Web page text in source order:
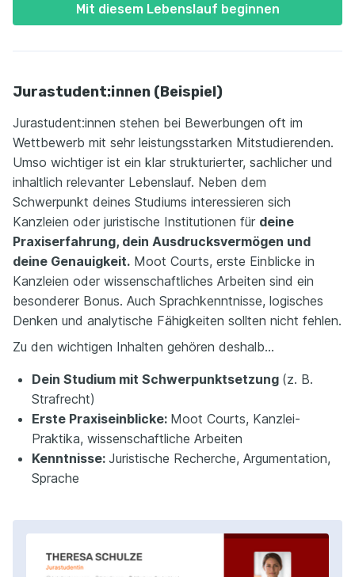
Mit diesem Lebenslauf beginnen
Jurastudent:innen (Beispiel)
Jurastudent:innen stehen bei Bewerbungen oft im
Wettbewerb mit sehr leistungsstarken Mitstudierenden.
Umso wichtiger ist ein klar strukturierter, sachlicher und
inhaltlich relevanter Lebenslauf. Neben dem
Schwerpunkt deines Studiums interessieren sich
Kanzleien oder juristische Institutionen für deine
Praxiserfahrung, dein Ausdrucksvermögen und
deine Genauigkeit. Moot Courts, erste Einblicke in
Kanzleien oder wissenschaftliches Arbeiten sind ein
besonderer Bonus. Auch Sprachkenntnisse, logisches
Denken und analytische Fähigkeiten sollten nicht fehlen.
Zu den wichtigen Inhalten gehören deshalb…
Dein Studium mit Schwerpunktsetzung (z. B.
Strafrecht)
Erste Praxiseinblicke: Moot Courts, Kanzlei-
Praktika, wissenschaftliche Arbeiten
Kenntnisse: Juristische Recherche, Argumentation,
Sprache